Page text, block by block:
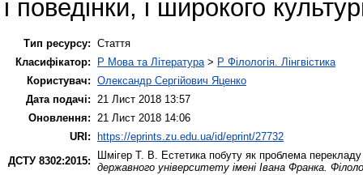
і поведінки, і широкого
Тип ресурсу: Стаття
Класифікатор:
P Мова та Література > P Філологія. Лінгвістика
Користувач: Олександр Сергійович Яценко
Дата подачі:
21 Лист 2018 13:57
Оновлення:
21 Лист 2018 14:06
URI: https://eprints.zu.edu.ua/id/eprint/27732
ДСТУ 8302:2015:
Шмігер Т. В.
Естетика побуту як проблема
державного університету імені Івана Франка.